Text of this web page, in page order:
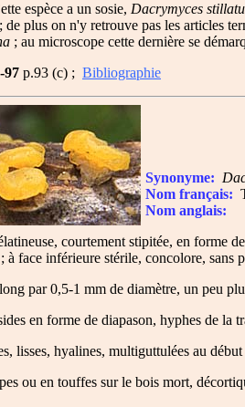
espèce a un sosie, Dacrymyces
de plus on n'y retrouve pas les articles
; au microscope cette dernière se
97 p.93 (c) ; Bibliographie
Synonyme:
Nom français:
Nom anglais:
courtement stipitée, en forme
à face inférieure stérile, concolore, sans
par 0,5-1 mm de diamètre, un peu
en forme de diapason, hyphes de la
lisses, hyalines, multiguttulées au
ou en touffes sur le bois mort,